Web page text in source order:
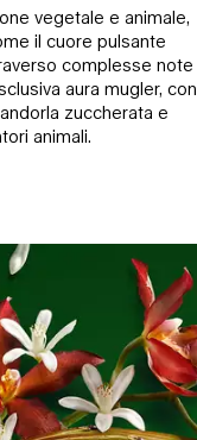
vegetale e animale,
il cuore pulsante
complesse note
aura mugler, con
zuccherata e
animali.